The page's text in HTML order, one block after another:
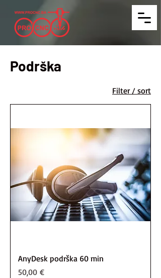
Podrška
Filter / sort
AnyDesk podrška 60 min
Price
50,00 €